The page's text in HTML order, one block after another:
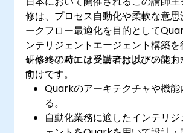
修は、プロセス自動化や柔軟な意思
ークフロー最適化を目的として
ンテリジェントエージェント構築
レベルのAIエンジニアおよびソフ
向けです。
研修終了時には受講者は以下の能
す：
Quarkのアーキテクチャや機能
る。
自動化業務に適したインテリ